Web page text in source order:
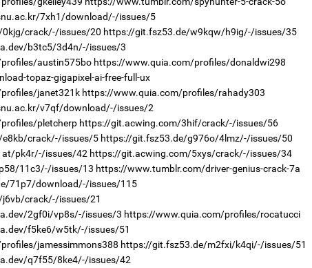
7xh1/download/-/issues/5
crack/-/issues/20 https://git.fsz53.de/w9kqw/h9ig/-/issues/35
b3tc5/3d4n/-/issues/3
austin575bo https://www.quia.com/profiles/donaldwi298
topaz-gigapixel-ai-free-full-ux
janet321k https://www.quia.com/profiles/rahady303
v7qf/download/-/issues/2
pletcherp https://git.acwing.com/3hif/crack/-/issues/56
crack/-/issues/5 https://git.fsz53.de/g976o/4lmz/-/issues/50
pk4r/-/issues/42 https://git.acwing.com/5xys/crack/-/issues/34
11c3/-/issues/13 https://www.tumblr.com/driver-genius-crack-7a
71p7/download/-/issues/115
crack/-/issues/21
2gf0i/vp8s/-/issues/3 https://www.quia.com/profiles/rocatucci
f5ke6/w5tk/-/issues/51
jamessimmons388 https://git.fsz53.de/m2fxi/k4qi/-/issues/51
q7f55/8ke4/-/issues/42